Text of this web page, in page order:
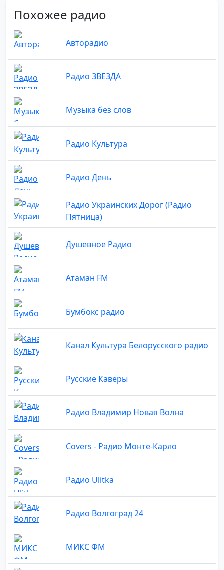
Похожее радио
Авторадио
Радио ЗВЕЗДА
Музыка без слов
Радио Культура
Радио День
Радио Украинских Дорог (Радио
Пятница)
Душевное Радио
Атаман FM
Бумбокс радио
Канал Культура Белорусского радио
Русские Каверы
Радио Владимир Новая Волна
Covers - Радио Монте-Карло
Радио Ulitka
Радио Волгоград 24
МИКС ФМ